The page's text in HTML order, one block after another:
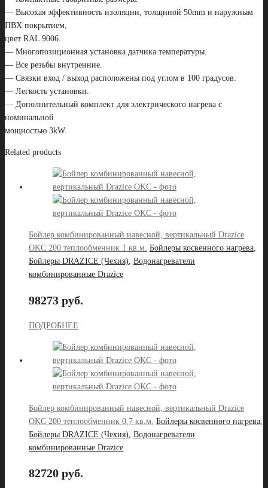
— Высокая эффективность изоляции, толщиной 50mm и наружным
ПВХ покрытием,
цвет RAL 9006.
— Многопозиционная установка датчика температуры.
— Все резьбы внутренние.
— Связки вход / выход расположены под углом в 100 градусов.
— Легкость установки.
— Дополнительный комплект для электрического нагрева с
номинальной
мощностью 3kW.
Related products
Бойлер комбинированный навесной, вертикальный Drazice
OKC 200 теплообменник 1 кв.м. Бойлеры косвенного нагрева,
Бойлеры DRAZICE (Чехия), Водонагреватели
комбинированные Drazice
98273 руб.
ПОДРОБНЕЕ
Бойлер комбинированный навесной, вертикальный Drazice
OKC 200 теплообменник 0,7 кв.м. Бойлеры косвенного нагрева
Бойлеры DRAZICE (Чехия) Водонагреватели
комбинированные Drazice
82720 руб.